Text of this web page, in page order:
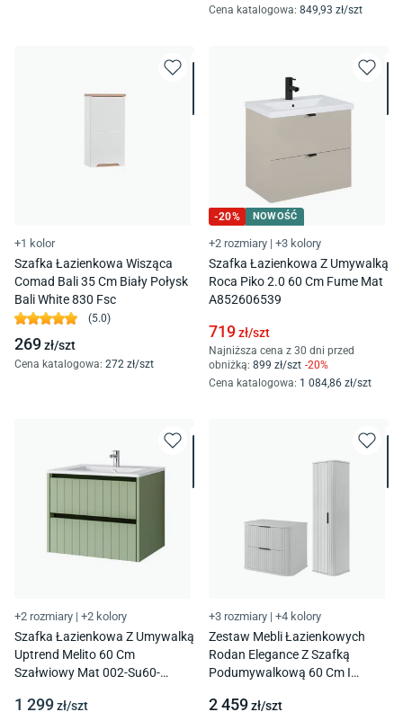
Cena katalogowa: 849,93 zł/szt
+1 kolor
Szafka Łazienkowa Wisząca
Comad Bali 35 Cm Biały Połysk
Bali White 830 Fsc
(5.0)
269zł/szt
Cena katalogowa: 272 zł/szt
-20% NOWOŚĆ
+2 rozmiary | +3 kolory
Szafka Łazienkowa Z Umywalką
Roca Piko 2.0 60 Cm Fume Mat
A852606539
719zł/szt
Najniższa cena z 30 dni przed
obniżką: 899 zł/szt -20%
Cena katalogowa: 1 084,86 zł/szt
+2 rozmiary | +2 kolory
Szafka Łazienkowa Z Umywalką
Uptrend Melito 60 Cm
Szałwiowy Mat 002-Su60-
1 299zł/szt
+3 rozmiary | +4 kolory
Zestaw Mebli Łazienkowych
Rodan Elegance Z Szafką
Podumywalkową 60 Cm I
2 459zł/szt